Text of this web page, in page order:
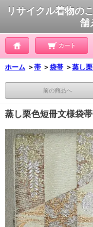
リサイクル着物の
舗
カート
ホーム ＞帯 ＞袋帯 ＞蒸し
前の商品へ
蒸し栗色短冊文様袋帯